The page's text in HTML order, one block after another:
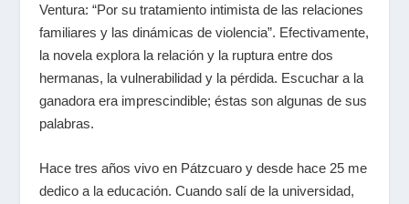
Ventura: “Por su tratamiento intimista de las relaciones
familiares y las dinámicas de violencia”. Efectivamente,
la novela explora la relación y la ruptura entre dos
hermanas, la vulnerabilidad y la pérdida. Escuchar a la
ganadora era imprescindible; éstas son algunas de sus
palabras.
Hace tres años vivo en Pátzcuaro y desde hace 25 me
dedico a la educación. Cuando salí de la universidad,